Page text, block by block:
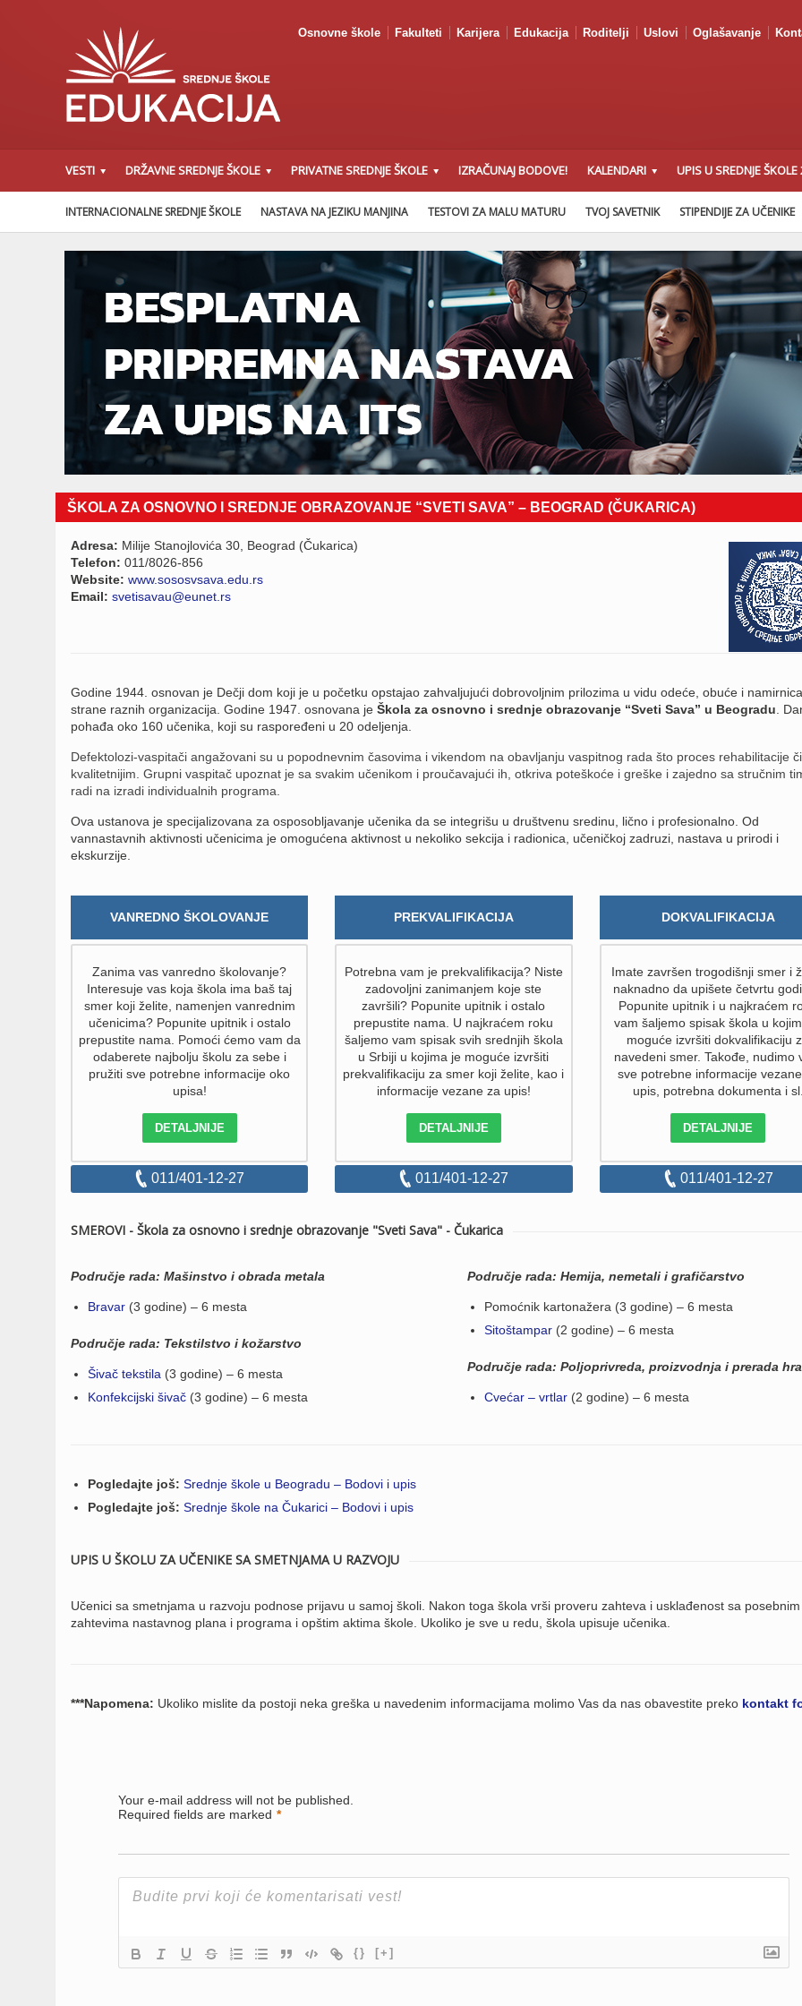
Osnovne škole Fakulteti Karijera Edukacija Roditelji Uslovi Oglašavanje
VESTI DRŽAVNE SREDNJE ŠKOLE PRIVATNE SREDNJE ŠKOLE IZRAČUNAJ BODOVE! KALENDARI UPIS U SREDNJE
INTERNACIONALNE SREDNJE ŠKOLE NASTAVA NA JEZIKU MANJINA TESTOVI ZA MALU MATURU TVOJ SAVETNIK STIPENDIJE ZA UČENIKE
ŠKOLA ZA OSNOVNO I SREDNJE OBRAZOVANJE “SVETI SAVA” – BEOGRAD (ČUKARICA)
Adresa: Milije Stanojlovića 30, Beograd (Čukarica)
Telefon: 011/8026-856
Website: www.sososvsava.edu.rs
Email: svetisavau@eunet.rs
Godine 1944. osnovan je Dečji dom koji je u početku opstajao zahvaljujući dobrovoljnim prilozima u vidu odeće, obuće i
strane raznih organizacija. Godine 1947. osnovana je Škola za osnovno i srednje obrazovanje “Sveti Sava” u Beogradu .
pohađa oko 160 učenika, koji su raspoređeni u 20 odeljenja.
Defektolozi-vaspitači angažovani su u popodnevnim časovima i vikendom na obavljanju vaspitnog rada što proces rehabilitacije
kvalitetnijim. Grupni vaspitač upoznat je sa svakim učenikom i proučavajući ih, otkriva poteškoće i greške i zajedno sa stručnim
radi na izradi individualnih programa.
Ova ustanova je specijalizovana za osposobljavanje učenika da se integrišu u društvenu sredinu, lično i profesionalno. Od
vannastavnih aktivnosti učenicima je omogućena aktivnost u nekoliko sekcija i radionica, učeničkoj zadruzi, nastava u prirodi i
ekskurzije.
VANREDNO ŠKOLOVANJE
Zanima vas vanredno školovanje?
Interesuje vas koja škola ima baš taj
smer koji želite, namenjen vanrednim
učenicima? Popunite upitnik i ostalo
prepustite nama. Pomoći ćemo vam da
odaberete najbolju školu za sebe i
pružiti sve potrebne informacije oko
upisa!
DETALJNIJE
011/401-12-27
PREKVALIFIKACIJA
Potrebna vam je prekvalifikacija? Niste
zadovoljni zanimanjem koje ste
završili? Popunite upitnik i ostalo
prepustite nama. U najkraćem roku
šaljemo vam spisak svih srednjih škola
u Srbiji u kojima je moguće izvršiti
prekvalifikaciju za smer koji želite, kao i
informacije vezane za upis!
DETALJNIJE
011/401-12-27
DOKVALIFIKACIJA
Imate završen trogodišnji smer i
naknadno da upišete četvrtu
Popunite upitnik i u najkraćem
vam šaljemo spisak škola u
moguće izvršiti dokvalifikaciju
navedeni smer. Takođe, nudimo
sve potrebne informacije
upis, potrebna dokumenta i
DETALJNIJE
011/401-12-27
SMEROVI - Škola za osnovno i srednje obrazovanje "Sveti Sava" - Čukarica
Područje rada: Mašinstvo i obrada metala
Bravar (3 godine) – 6 mesta
Područje rada: Tekstilstvo i kožarstvo
Šivač tekstila (3 godine) – 6 mesta
Konfekcijski šivač (3 godine) – 6 mesta
Područje rada: Hemija, nemetali i grafičarstvo
Pomoćnik kartonažera (3 godine) – 6 mesta
Sitoštampar (2 godine) – 6 mesta
Područje rada: Poljoprivreda, proizvodnja i prerada
Cvećar – vrtlar (2 godine) – 6 mesta
Pogledajte još: Srednje škole u Beogradu – Bodovi i upis
Pogledajte još: Srednje škole na Čukarici – Bodovi i upis
UPIS U ŠKOLU ZA UČENIKE SA SMETNJAMA U RAZVOJU
Učenici sa smetnjama u razvoju podnose prijavu u samoj školi. Nakon toga škola vrši proveru zahteva i usklađenost sa posebnim
zahtevima nastavnog plana i programa i opštim aktima škole. Ukoliko je sve u redu, škola upisuje učenika.
***Napomena: Ukoliko mislite da postoji neka greška u navedenim informacijama molimo Vas da nas obavestite preko kontakt
Your e-mail address will not be published.
Required fields are marked *
{} [+]